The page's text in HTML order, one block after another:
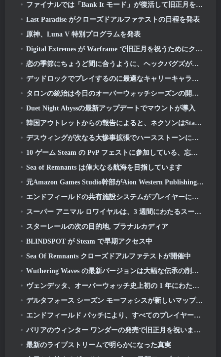
ファイナルでは「Bank It モード」が復活して旧正月を祝いましょう
Last Paradise がクローズドアルファテストの日程を発表
原神、Luna V 特別プログラムを発表
Digital Extremes が Warframe で旧正月を祝うためにクールなグッズをいくつか用意しました
恋の季節にちょうど間に合うように、ヘックバグズが宝庫に戻ってきた
デッドロックでプレイするのに最適なキャリーキャラクター
タロンの統治は今日のオーバーウォッチシーズンの開始とともに始まります 1: 征服
Duet Night Abyssの最新アップデートでマウントが導入
韓国アウトレットからの報告によると、ネクソンはStarCraftシューター開発チームを結成した
デスウィングが次なる大惨事拡張でハースストーンに戻ってくる
10 ゲーム Steam の PvP フェストに参加している、忘れてしまったかもしれない基本プレイ無料のゲーム
Sea of​​ Remnants は偉大なる航海を目指しています
元Amazon Games Studio幹部がAion Western Publishingを率いる 2
エンドフィールドの共有施設システムがプレイヤーについて語る
スーパー アニマル ロワイヤルは、3 週間にわたるスーパー ホース イベントで旧正月を祝います
スターレールの次の目的地, プラナルカディア
BLINDSPOT が Steam で早期アクセス中
Sea Of Remnants クローズドアルファテストが開催中
Wuthering Waves の最新バージョンは大幅な伝承の削除と QoL の変更をもたらします
ヴェンデッタ、オーバーウォッチ史上初の 1 年にわたるストーリーでタロンを取り戻す (「2」はありません, ブリザードがそれを落とした)
デルタフォース シーズン モーフォシスが新しいマップをもたらす, モード, プレイヤーからの要望による改善点
エンドフィールド パッチにより、すべてのプレイヤーに好みの 6 つ星キャラクターが無料で付与されます
パリアのウィンター ワンダーの発売で旧正月を祝いましょう: リフロシン新年アップデート
最新のライブストリームで明らかになった真実